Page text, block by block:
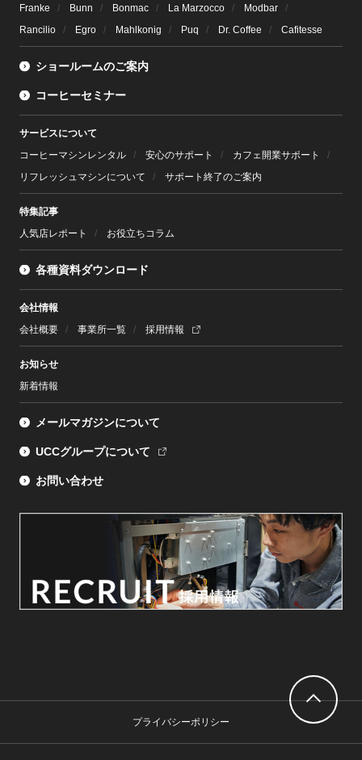
Franke
Bunn Bonmac La Marzocco
Modbar
Rancilio
Egro Mahlkonig Puq Dr. Coffee Cafitesse
ショールームのご案内
コーヒーセミナー
サービスについて
コーヒーマシンレンタル
安心のサポート
カフェ開業サポート
リフレッシュマシンについて
サポート終了のご案内
特集記事
人気店レポート
お役立ちコラム
各種資料ダウンロード
会社情報
会社概要
事業所一覧 採用情報
お知らせ
新着情報
メールマガジンについて
UCCグループについて
お問い合わせ
プライバシーポリシー